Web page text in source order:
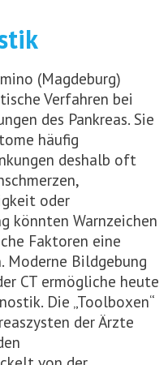
(Magdeburg)
Verfahren bei
des Pankreas. Sie
häufig
deshalb oft
oder
könnten Warnzeichen
Faktoren eine
Moderne Bildgebung
CT ermögliche heute
Die „Toolboxen“
der Ärzte